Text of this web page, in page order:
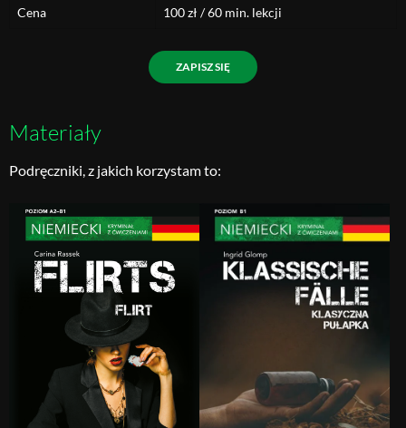
Cena 100 zł / 60 min. lekcji
ZAPISZ SIĘ
Materiały
Podręczniki, z jakich korzystam to: